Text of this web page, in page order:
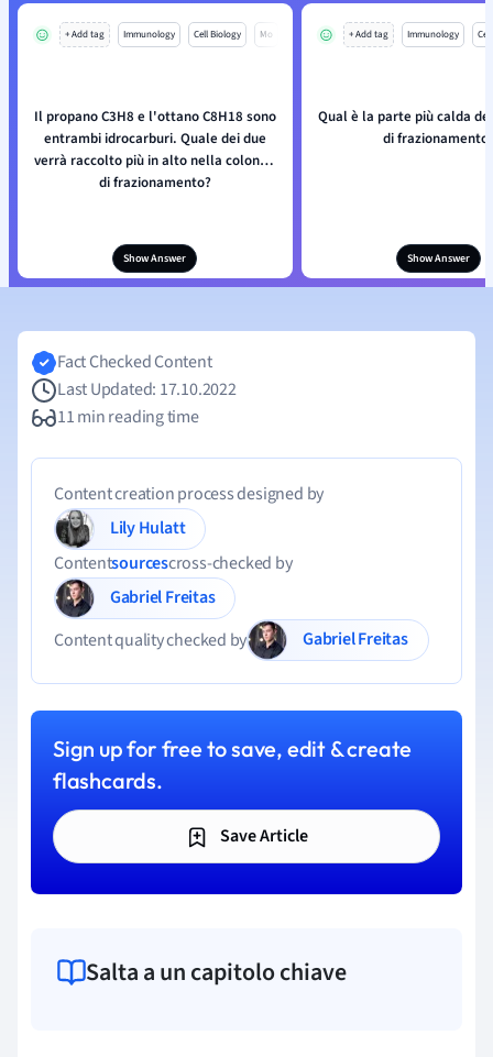
+ Add tag Immunology Cell Biology Mo
Il propano C3H8 e l'ottano C8H18 sono
entrambi idrocarburi. Quale dei due
verrà raccolto più in alto nella colonna
di frazionamento?
Show Answer
+ Add tag Immunology
Qual è la parte più calda
di
Show Answer
Fact Checked Content
Last Updated: 17.10.2022
11 min reading time
Content creation process designed by
Lily Hulatt
Contentsourcescross-checked by
Gabriel Freitas
Content quality checked by
Gabriel Freitas
Sign up for free to save, edit & create
flashcards.
Save Article
Salta a un capitolo chiave